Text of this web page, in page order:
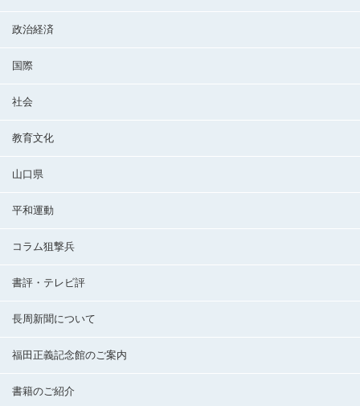
政治経済
国際
社会
教育文化
山口県
平和運動
コラム狙撃兵
書評・テレビ評
長周新聞について
福田正義記念館のご案内
書籍のご紹介